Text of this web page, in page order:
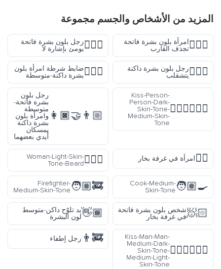
المزيد من الأشخاص والجسم مجموعة
🚣🏻‍♀️امرأة بلون بشرة فاتحة
تجذف القارب
🙅🏻‍♂️رجل بلون بشرة فاتحة
يومئ بإشارة لا
🤸🏿‍♂️رجل بلون بشرة داكنة
يتشقلب
👮🏾‍♀️ضابط شرطة امرأة بلون
بشرة داكنة-متوسطة
🧑🏿‍❤️‍💋‍🧑🏽
Kiss-Person-
Person-Dark-
Skin-Tone-
Medium-Skin-
Tone
👩🏿‍🤝‍👨🏼
رجل بلون
بشرة فاتحة-
متوسطة
وامرأة بلون
بشرة داكنة
يمسكان
أيدي بعضهما
🧖‍♀️امرأة في غرفة بخار 🧔🏻‍♀️
Woman-Light-Skin-
Tone-Beard
🧑🏽‍🍳
Cook-Medium-
Skin-Tone
🧑🏽‍🚒
Firefighter-
Medium-Skin-Tone
🧖🏻شخص بلون بشرة فاتحة
في غرفة بخار
👋🏾يد تلوّح داكن-متوسط
لون البشرة
👨🏾‍❤️‍💋‍👨🏼
Kiss-Man-Man-
Medium-Dark-
Skin-Tone-
Medium-Light-
Skin-Tone
👨‍🚒 رجل إطفاء